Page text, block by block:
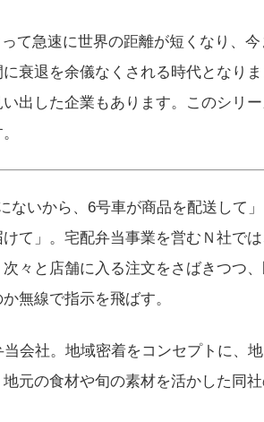
て急速に世界の距離が短くなり、
衰退を余儀なくされる時代となり
出した企業もあります。このシリ
ないから、6号車が商品を配送して
て」。宅配弁当事業を営むＮ社で
々と店舗に入る注文をさばきつつ
無線で指示を飛ばす。
会社。地域密着をコンセプトに、
元の食材や旬の素材を活かした同